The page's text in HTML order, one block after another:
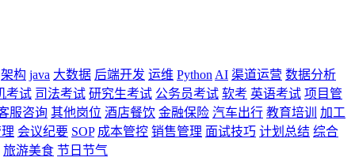
架构 java 大数据 后端开发 运维 Python AI 渠道运营 数据分析
考试 司法考试 研究生考试 公务员考试 软考 英语考试 项目管
服咨询 其他岗位 酒店餐饮 金融保险 汽车出行 教育培训
加工
会议纪要 SOP 成本管控 销售管理 面试技巧 计划总结 综合
旅游美食 节日节气